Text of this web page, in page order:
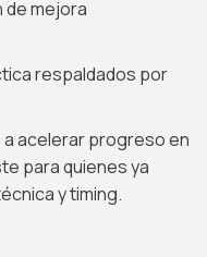
de mejora
respaldados por
acelerar progreso en
para quienes ya
y timing.